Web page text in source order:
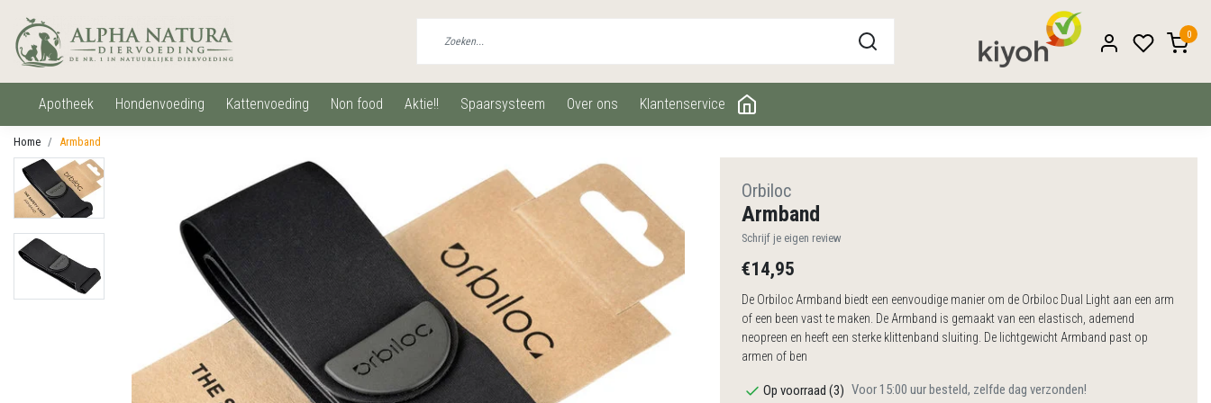
0
apotheek hondenvoeding kattenvoeding non food aktie!! spaarsysteem over ons klantenservice
Home Armband
Orbiloc
Armband
Schrijf je eigen review
€14,95
De Orbiloc Armband biedt een eenvoudige manier om de Orbiloc Dual Light aan een arm
of een been vast te maken. De Armband is gemaakt van een elastisch, ademend
neopreen en heeft een sterke klittenband sluiting. De lichtgewicht Armband past op
armen of ben
Op voorraad (3) Voor 15:00 uur besteld, zelfde dag verzonden!